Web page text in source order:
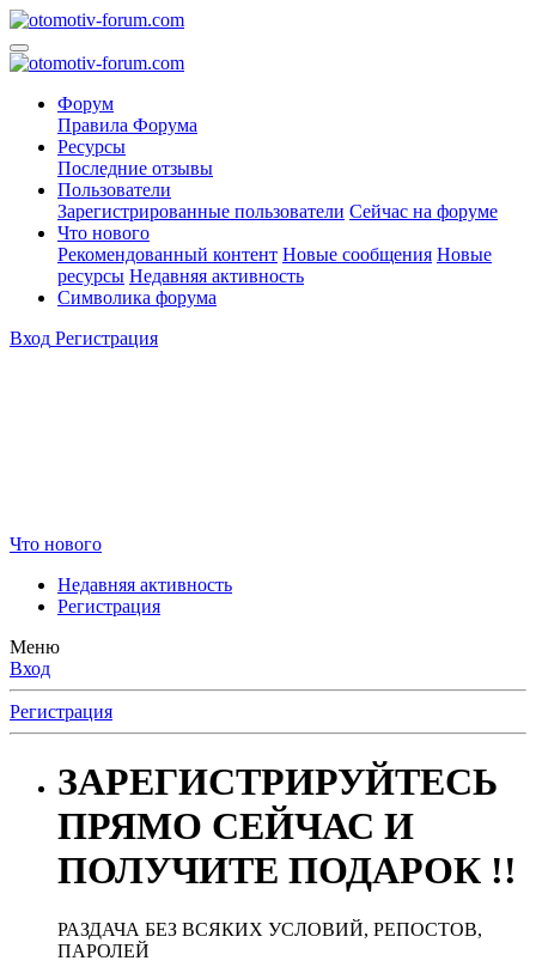
Форум
Правила Форума
Ресурсы
Последние отзывы
Пользователи
Зарегистрированные пользователи Сейчас на форуме
Что нового
Рекомендованный контент Новые сообщения Новые
ресурсы Недавняя активность
Символика форума
Вход Регистрация
Что нового
Недавняя активность
Регистрация
Меню
Вход
Регистрация
ЗАРЕГИСТРИРУЙТЕСЬ
ПРЯМО СЕЙЧАС И
ПОЛУЧИТЕ ПОДАРОК !!
РАЗДАЧА БЕЗ ВСЯКИХ УСЛОВИЙ, РЕПОСТОВ,
ПАРОЛЕЙ